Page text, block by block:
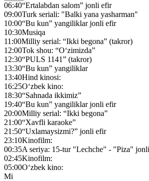
06:40“Ertalabdan salom” jonli efir
09:00Turk seriali: "Balki yana yasharman"
10:00“Bu kun” yangiliklar jonli efir
10:30Musiqa
11:00Milliy serial: “Ikki begona” (takror)
12:00Tok shou: “O‘zimizda”
12:30“PULS 1141” (takror)
13:30“Bu kun” yangiliklar
13:40Hind kinosi:
16:25O‘zbek kino:
18:30“Sahnada ikkimiz”
19:40“Bu kun” yangiliklar jonli efir
20:00Milliy serial: “Ikki begona”
21:00“Xavfli karaoke”
21:50“Uxlamaysizmi?” jonli efir
23:10Kinofilm:
00:35A seriya: 15-tur "Lechche" - "Piza"
02:45Kinofilm:
05:00O‘zbek kino:
Mi